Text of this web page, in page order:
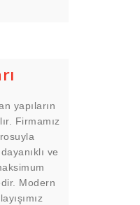
yapıların
Firmamız
ve
Modern